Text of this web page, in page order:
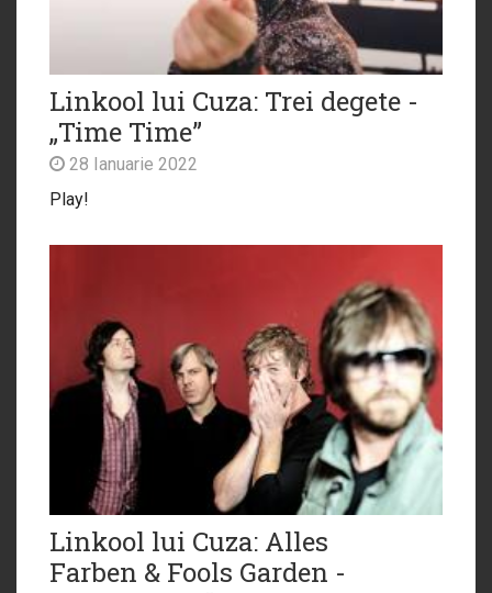
Linkool lui Cuza: Trei degete -
„Time Time”
28 Ianuarie 2022
Play!
Linkool lui Cuza: Alles
Farben & Fools Garden -